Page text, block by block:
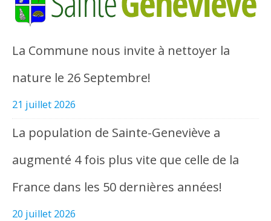
La Commune nous invite à nettoyer la
nature le 26 Septembre!
21 juillet 2026
La population de Sainte-Geneviève a
augmenté 4 fois plus vite que celle de la
France dans les 50 dernières années!
20 juillet 2026